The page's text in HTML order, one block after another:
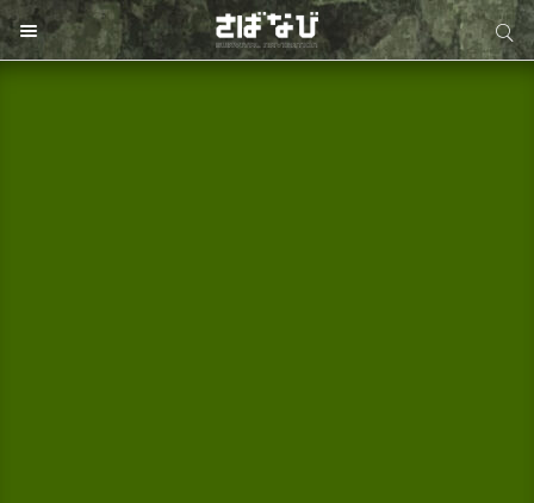
サイト内検索